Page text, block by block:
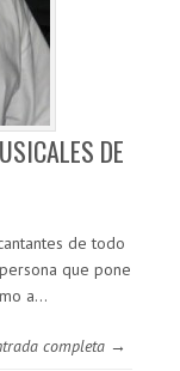
DE
de todo
que pone
a…
completa →